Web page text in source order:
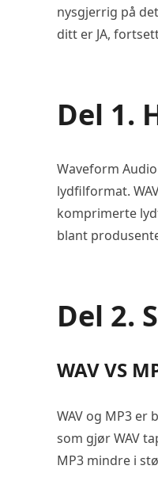
nysgjerrig på
ditt er JA,
Del 1.
Waveform
lydfilformat.
komprimerte
blant
Del 2.
WAV VS
WAV og MP3 er
som gjør WAV
MP3 mindre i